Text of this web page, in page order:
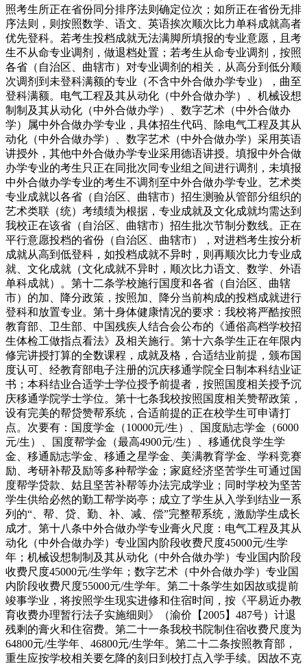
照考生所正在省份同分排序法则确定位次；如所正在省份无排
序法则，则按照数学、语文、英语挨次顺次比力单科成就高者
优先登科。若考生投档成就无法满脚所填报的专业意愿，且考
生不从命专业调剂，做退档处置；若考生从命专业调剂，按照
各省（自治区、曲辖市）对专业调剂的相关，从高分到低分顺
次调剂到未登科满额的专业（不含中外合做办学专业），曲至
登科满额。电气工程及其从动化（中外合做办学）、机械设想
制制及其从动化（中外合做办学）、数字艺术（中外合做办
学）属中外合做办学专业，具体招生代码、除电气工程及其从
动化（中外合做办学）、数字艺术（中外合做办学）采用英语
讲授外，其他中外合做办学专业采用德语讲授。填报中外合做
办学专业的考生只正在同批次同专业组之间进行调剂，未填报
中外合做办学专业的考生不调剂至中外合做办学专业。艺术类
专业成就以各省（自治区、曲辖市）招生测验从管部分组织的
艺术类联（统）考绩绩为根据，专业成就及文化成就均需达到
我校正在该省（自治区、曲辖市）招生批次节制分数线。正在
平行意愿投档的省份（自治区、曲辖市），对进档考生按分析
成就从高到低登科，如投档成就不异时，则再顺次比力专业成
就、文化成就（文化成就不异时，顺次比力语文、数学、外语
单科成就）。第十二条学校施行国度和各省（自治区、曲辖
市）的加、降分政策，按照加、降分当前构成的投档成就进行
登科和放置专业。第十身体健康情况的要求：我校将严酷按照
教育部、卫生部、中国残疾人结合会公布的《通俗高档学校招
生体检工做指点看法》及相关施行。第十六条学生正在年限内
修完讲授打算的全数课程，成就及格，合适结业前提，颁布国
度认可、经教育部电子注册的沉庆移通学院全日制本科结业证
书；本科结业合适学士学位授予前提者，按照国度相关授予沉
庆移通学院学士学位。第十七条我校按照国度相关赞帮政策，
设有完美的帮贷赞帮系统，合适前提的正在校学生可申请打
点。次要有：国度学金（10000元/生）、国度励志学金（6000
元/生）、国度帮学金（最高4900元/生）、移通优良学生学
金、移通励志学金、移通之星学金、美满教育学金、学科竞赛
励、考研补帮及励等多种帮学金；家庭经济坚苦学生可通过国
度帮学贷款、姑且坚苦补帮等办法完成学业；同时学校为坚苦
学生供给必然的勤工帮学岗亭；成立了学生从入学到结业一系
列的“、帮、贷、勤、补、减、偿”完整帮系统，激励学生成长
成才。第十八条中外合做办学专业膏火尺度：电气工程及其从
动化（中外合做办学）专业国内阶段收费尺度45000元/生学
年；机械设想制制及其从动化（中外合做办学）专业国内阶段
收费尺度45000元/生学年；数字艺术（中外合做办学）专业国
内阶段收费尺度55000元/生学年。第二十条学生如因故或提前
竣事学业，将按照学生现实进修和住宿时间，按《平易近办教
育收费办理暂行法子实施细则》（渝价【2005】487号）计退
残剩的膏火和住宿费。第二十一条我校书院制住宿收费尺度为
64800元/生学年、46800元/生学年。第二十二条按照教育部，
重生应按学校相关要乞降的刻日到校打点入学手续。因故不克